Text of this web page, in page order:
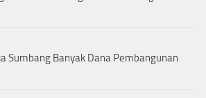
Sumbang Banyak Dana Pembangunan